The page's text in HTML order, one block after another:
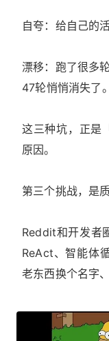
自夸：给自己的
漂移：跑了很多
47轮悄悄消失了。
这三种坑，正是
原因。
第三个挑战，是质
Reddit和开发者
ReAct、智能体
老东西换个名字